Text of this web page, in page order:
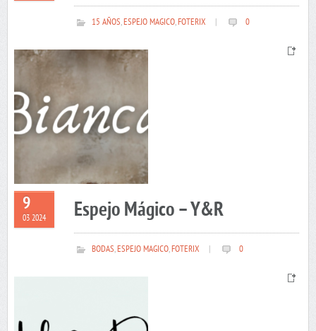
15 AÑOS,ESPEJO MAGICO,FOTERIX 0
9
03 2024 Espejo Mágico – Y&R
BODAS,ESPEJO MAGICO,FOTERIX 0